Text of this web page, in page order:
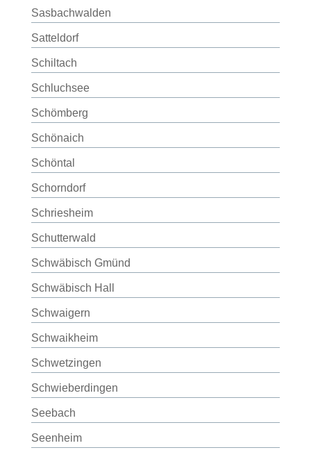
Sasbachwalden
Satteldorf
Schiltach
Schluchsee
Schömberg
Schönaich
Schöntal
Schorndorf
Schriesheim
Schutterwald
Schwäbisch Gmünd
Schwäbisch Hall
Schwaigern
Schwaikheim
Schwetzingen
Schwieberdingen
Seebach
Seenheim